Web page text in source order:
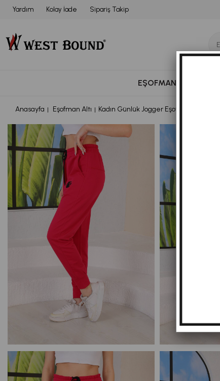
Yardım Kolay İade Sipariş Takip
EŞOFMAN TAKIMI
Anasayfa Eşofman Altı Kadın Günlük Jogger Eşofman Altı Fuşya